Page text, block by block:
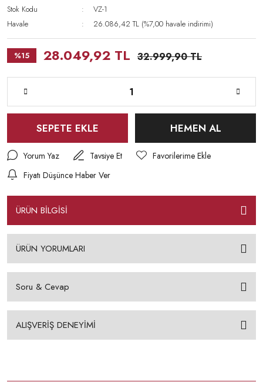
Stok Kodu
VZ-1
Havale
26.086,42 TL (%7,00 havale indirimi)
%15 28.049,92 TL 32.999,90 TL
SEPETE EKLE HEMEN AL
Yorum Yaz
Tavsiye Et
Fiyatı Düşünce Haber Ver
ÜRÜN BİLGİSİ
ÜRÜN YORUMLARI
Soru & Cevap
ALIŞVERİŞ DENEYİMİ